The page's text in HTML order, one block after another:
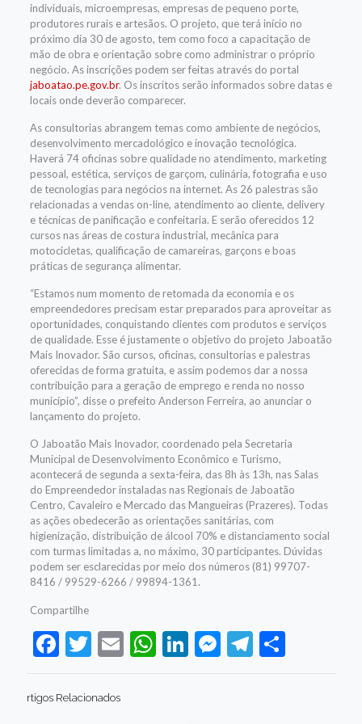
individuais, microempresas, empresas de pequeno porte,
produtores rurais e artesãos. O projeto, que terá início no
próximo dia 30 de agosto, tem como foco a capacitação de
mão de obra e orientação sobre como administrar o próprio
negócio. As inscrições podem ser feitas através do portal
jaboatao.pe.gov.br. Os inscritos serão informados sobre datas e
locais onde deverão comparecer.
As consultorias abrangem temas como ambiente de negócios,
desenvolvimento mercadológico e inovação tecnológica.
Haverá 74 oficinas sobre qualidade no atendimento, marketing
pessoal, estética, serviços de garçom, culinária, fotografia e uso
de tecnologias para negócios na internet. As 26 palestras são
relacionadas a vendas on-line, atendimento ao cliente, delivery
e técnicas de panificação e confeitaria. E serão oferecidos 12
cursos nas áreas de costura industrial, mecânica para
motocicletas, qualificação de camareiras, garçons e boas
práticas de segurança alimentar.
“Estamos num momento de retomada da economia e os
empreendedores precisam estar preparados para aproveitar as
oportunidades, conquistando clientes com produtos e serviços
de qualidade. Esse é justamente o objetivo do projeto Jaboatão
Mais Inovador. São cursos, oficinas, consultorias e palestras
oferecidas de forma gratuita, e assim podemos dar a nossa
contribuição para a geração de emprego e renda no nosso
município”, disse o prefeito Anderson Ferreira, ao anunciar o
lançamento do projeto.
O Jaboatão Mais Inovador, coordenado pela Secretaria
Municipal de Desenvolvimento Econômico e Turismo,
acontecerá de segunda a sexta-feira, das 8h às 13h, nas Salas
do Empreendedor instaladas nas Regionais de Jaboatão
Centro, Cavaleiro e Mercado das Mangueiras (Prazeres). Todas
as ações obedecerão as orientações sanitárias, com
higienização, distribuição de álcool 70% e distanciamento social
com turmas limitadas a, no máximo, 30 participantes. Dúvidas
podem ser esclarecidas por meio dos números (81) 99707-
8416 / 99529-6266 / 99894-1361.
Compartilhe
Facebook
Twitter
EmailWhatsApp
LinkedIn
Messenger
Telegram
Share
rtigos Relacionados